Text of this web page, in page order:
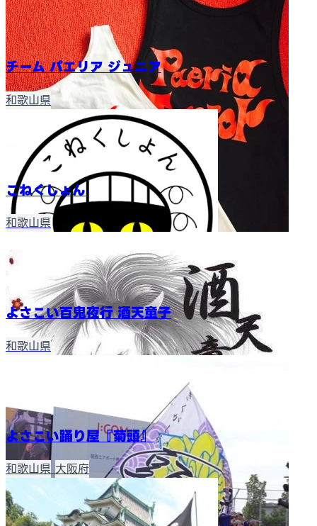
チーム パエリア ジュニア
和歌山県
こねくしょん
和歌山県
よさこい百鬼夜行 酒天童子
和歌山県
よさこい踊り屋『菊頭』
和歌山県 大阪府